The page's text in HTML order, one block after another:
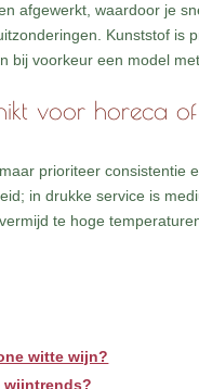
afgewerkt, waardoor je
Kunststof is
bij voorkeur een model
voor horeca
prioriteer consistentie
in drukke service is
te hoge
witte wijn?
wijntrends?